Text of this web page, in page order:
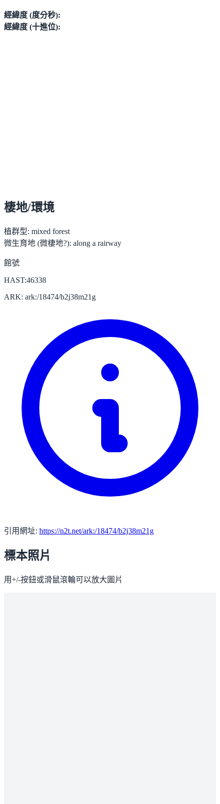
經緯度 (度分秒):
經緯度 (十進位):
棲地/環境
植群型: mixed forest
微生育地 (微棲地?): along a rairway
館號
HAST:46338
ARK: ark:/18474/b2j38m21g
引用網址: https://n2t.net/ark:/18474/b2j38m21g
標本照片
用+/-按鈕或滑鼠滾輪可以放大圖片